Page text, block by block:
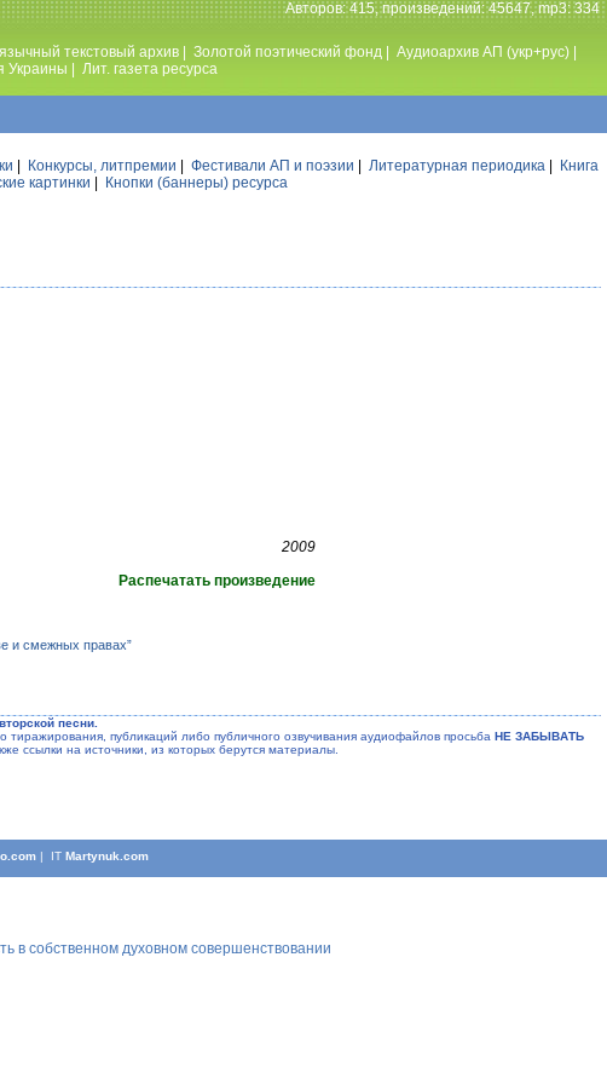
Авторов: 415, произведений: 45647, mp3: 334
текстовый архив Золотой поэтический фонд Аудиоархив АП (укр+рус)
Украины Лит. газета ресурса
Конкурсы, литпремии Фестивали АП и поэзии Литературная периодика
Книга
картинки Кнопки (баннеры) ресурса
2009
Распечатать произведение
и смежных правах”
песни.
публикаций либо публичного озвучивания аудиофайлов просьба НЕ ЗАБЫВАТЬ
ссылки на источники, из которых берутся материалы.
| ITMartynuk.com
в собственном духовном совершенствовании